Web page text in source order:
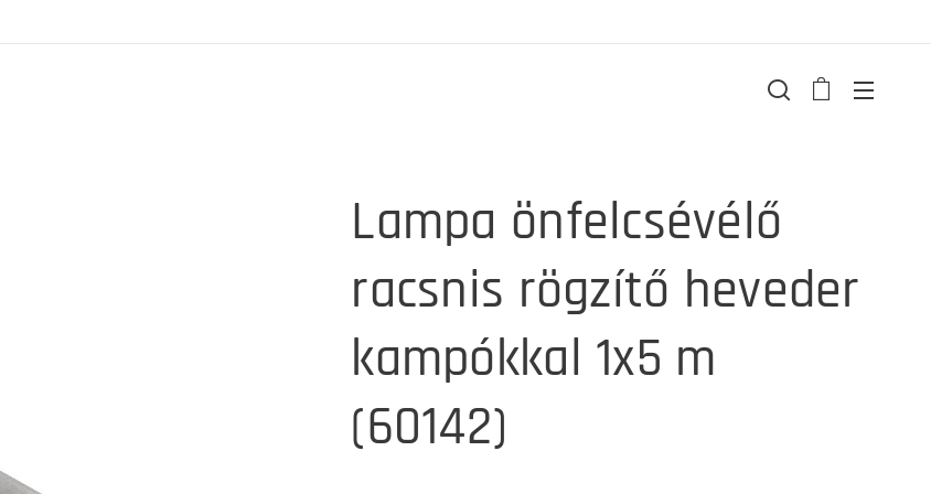
Lampa önfelcsévélő
racsnis rögzítő heveder
kampókkal 1x5 m
(60142)